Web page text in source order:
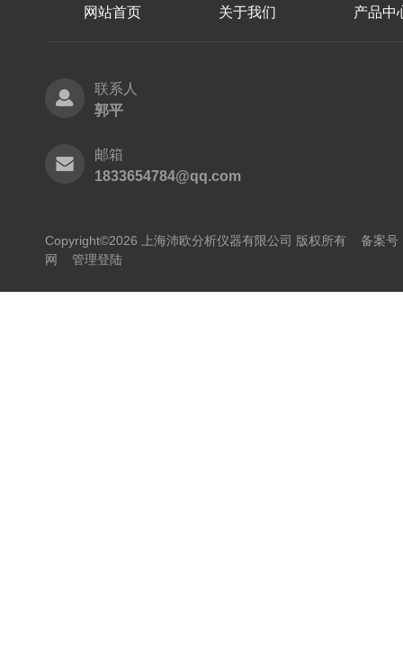
网站首页 关于我们 产品中
联系人
郭平
邮箱
1833654784@qq.com
Copyright©2026 上海沛欧分析仪器有限公司 版权所有 备案号
网
管理登陆